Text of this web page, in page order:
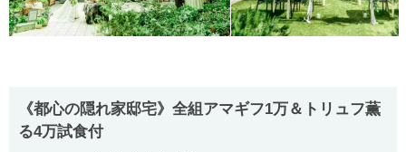
《都心の隠れ家邸宅》全組アマギフ1万＆トリュフ薫
る4万試食付